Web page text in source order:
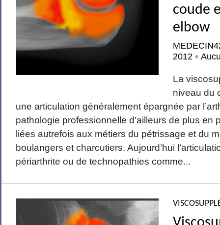
coude
elbow
2012 •
La
niveau du
une articulation généralement épargnée par
pathologie professionnelle d’ailleurs de plus en
liées autrefois aux métiers du pétrissage et du
boulangers et charcutiers. Aujourd’hui
périarthrite ou de technopathies comme...